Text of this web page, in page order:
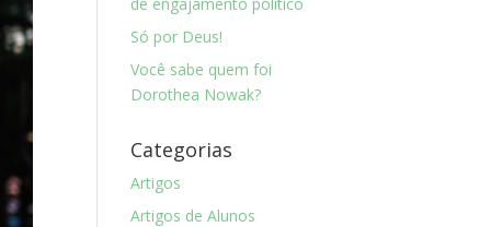
Só por Deus!
Você sabe quem foi
Dorothea Nowak?
Categorias
Artigos
Artigos de Alunos